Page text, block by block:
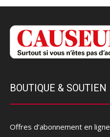
BOUTIQUE & SOUTIEN
Offres d’abonnement en ligne